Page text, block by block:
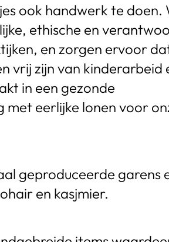
ook handwerk te doen.
ethische en
en zorgen ervoor
vrij zijn van kinderarbeid
in een gezonde
met eerlijke lonen voor
geproduceerde garens
en kasjmier.